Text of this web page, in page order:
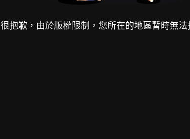
很抱歉，由於版權限制，您所在的地區暫時無